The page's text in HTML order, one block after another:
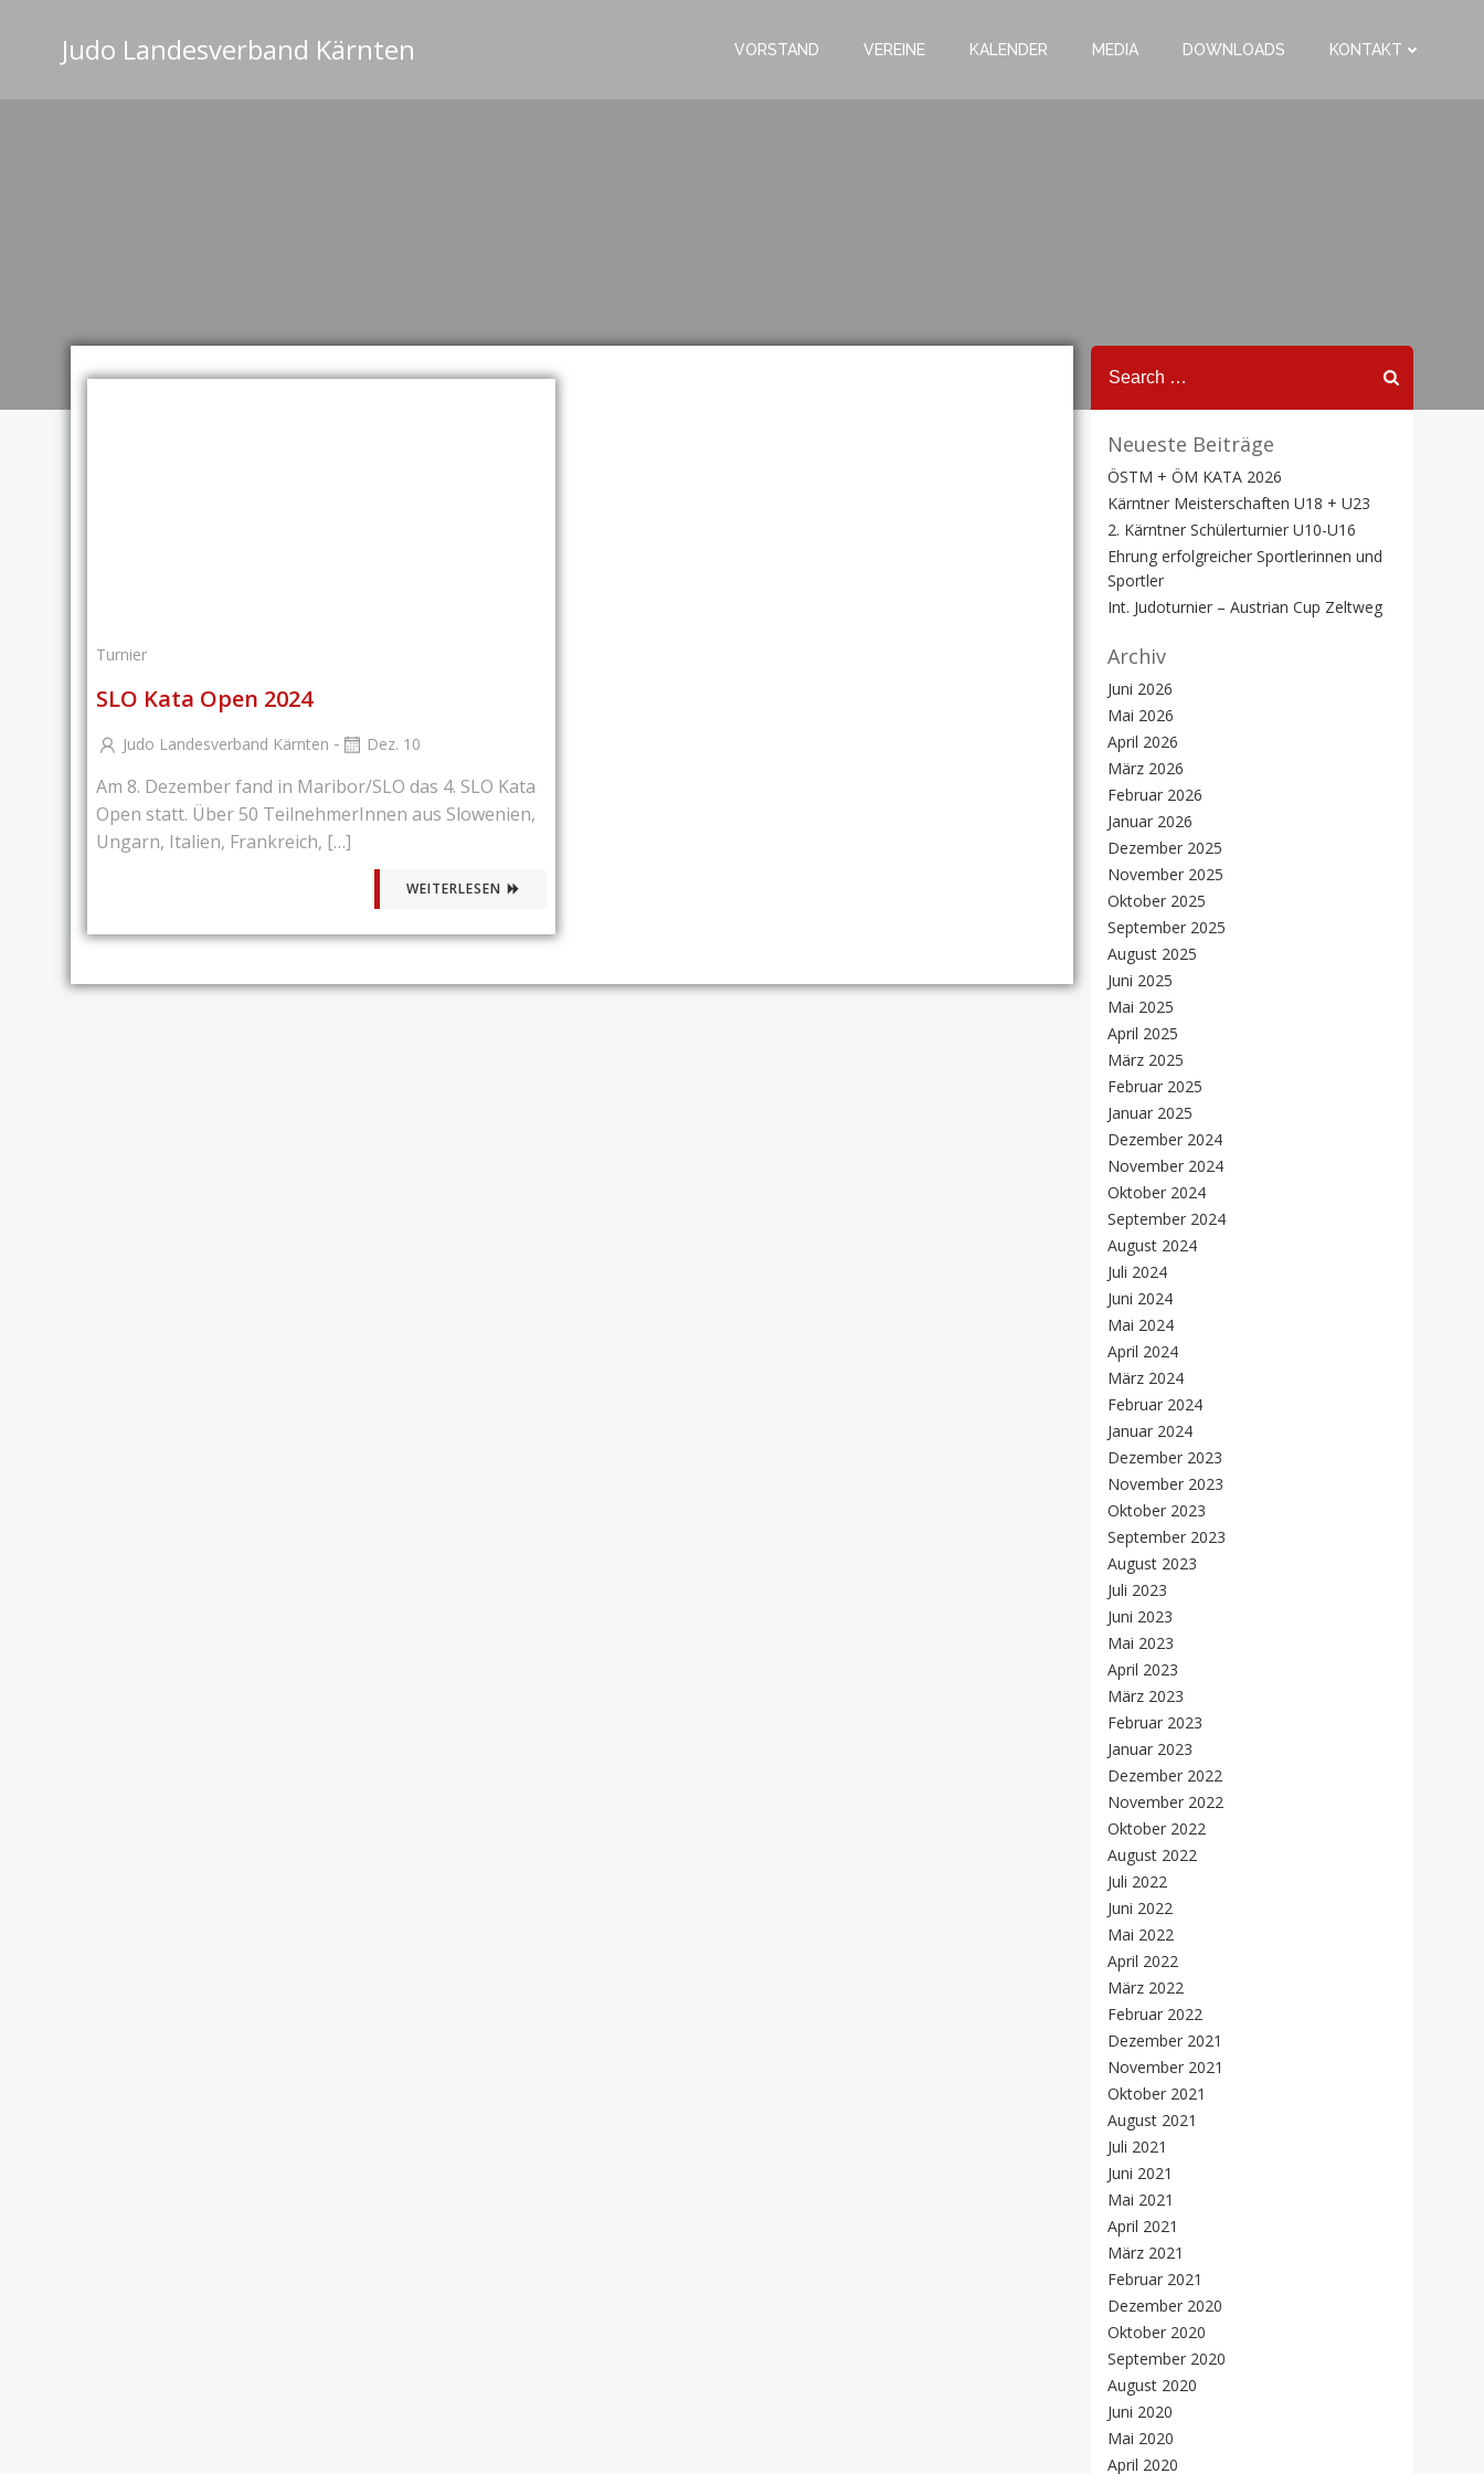
springenJudo Landesverband Kärnten VORSTAND VEREINE KALENDER MEDIA DOWNLOADS KONTAKT
Turnier
SLO Kata Open 2024
Judo Landesverband Kärnten - Dez. 10
Am 8. Dezember fand in Maribor/SLO das 4. SLO Kata
Open statt. Über 50 TeilnehmerInnen aus Slowenien,
Ungarn, Italien, Frankreich, […]
WEITERLESEN
Search
for:
Neueste Beiträge
ÖSTM + ÖM KATA 2026
Kärntner Meisterschaften U18 + U23
2. Kärntner Schülerturnier U10-U16
Ehrung erfolgreicher Sportlerinnen und
Sportler
Int. Judoturnier – Austrian Cup Zeltweg
Archiv
Juni 2026
Mai 2026
April 2026
März 2026
Februar 2026
Januar 2026
Dezember 2025
November 2025
Oktober 2025
September 2025
August 2025
Juni 2025
Mai 2025
April 2025
März 2025
Februar 2025
Januar 2025
Dezember 2024
November 2024
Oktober 2024
September 2024
August 2024
Juli 2024
Juni 2024
Mai 2024
April 2024
März 2024
Februar 2024
Januar 2024
Dezember 2023
November 2023
Oktober 2023
September 2023
August 2023
Juli 2023
Juni 2023
Mai 2023
April 2023
März 2023
Februar 2023
Januar 2023
Dezember 2022
November 2022
Oktober 2022
August 2022
Juli 2022
Juni 2022
Mai 2022
April 2022
März 2022
Februar 2022
Dezember 2021
November 2021
Oktober 2021
August 2021
Juli 2021
Juni 2021
Mai 2021
April 2021
März 2021
Februar 2021
Dezember 2020
Oktober 2020
September 2020
August 2020
Juni 2020
Mai 2020
April 2020